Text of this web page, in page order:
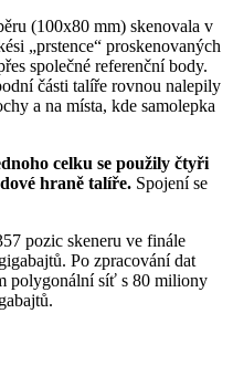
(100x80 mm) skenovala v
„prstence“ proskenovaných
společné referenční body.
části talíře rovnou nalepily
a na místa, kde samolepka
celku se použily čtyři
hraně talíře. Spojení se
pozic skeneru ve finále
Po zpracování dat
polygonální síť s 80 miliony